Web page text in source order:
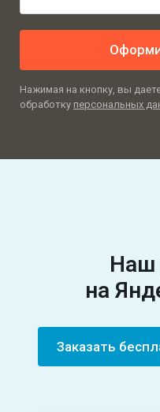
Нажимая на кнопку, вы
обработку персональных
Наш
на
Заказать